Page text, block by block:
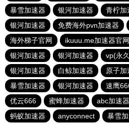
暴雪加速器
银河加速器 青柠加
银河加速器
免费海外pvn加速器
海外梯子官网
ikuuu.me加速器官网
银河加速器
银河加速器
vp(永
银河加速器
白鲸加速器 原子加
暴雪加速器
银河加速器 速鹰
优云666
蜜蜂加速器 abc加速器
蚂蚁加速器
anyconnect 暴雪